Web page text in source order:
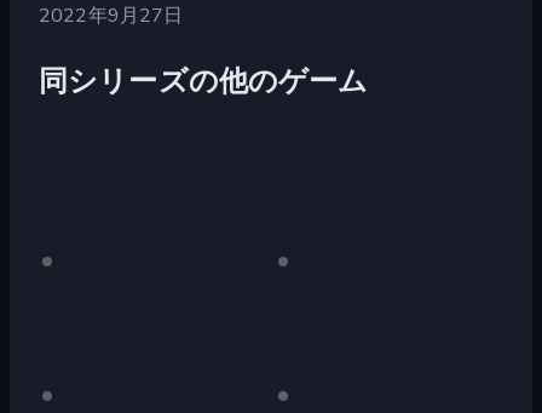
2022年9月27日
同シリーズの他のゲーム
Derby
デ
専
Derby
デ
専
デ デ